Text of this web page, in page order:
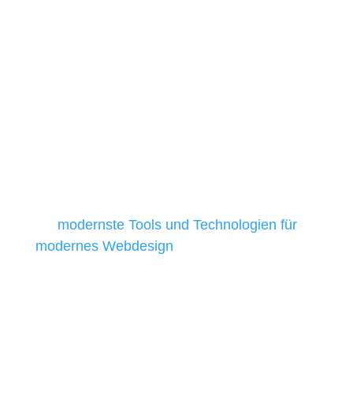
modernste Tools und Technologien für
modernes Webdesign